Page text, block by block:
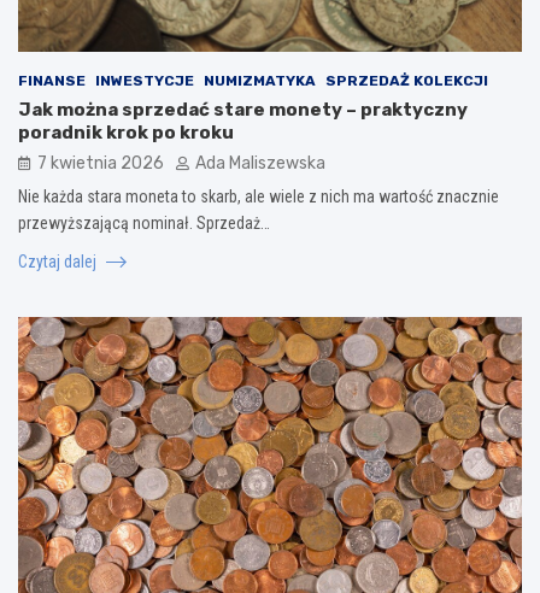
FINANSE INWESTYCJE NUMIZMATYKA SPRZEDAŻ KOLEKCJI
Jak można sprzedać stare monety – praktyczny
poradnik krok po kroku
7 kwietnia 2026 Ada Maliszewska
Nie każda stara moneta to skarb, ale wiele z nich ma wartość znacznie
przewyższającą nominał. Sprzedaż…
Czytaj dalej